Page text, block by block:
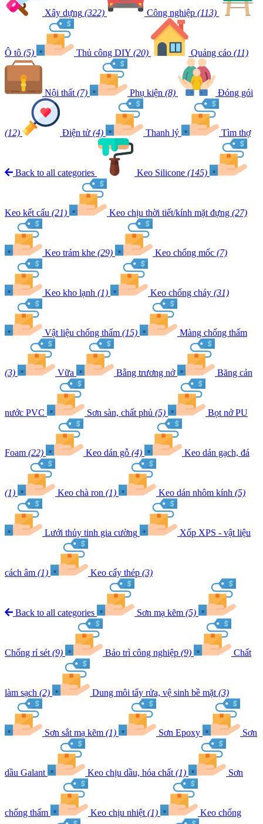
Xây dựng (322) Công nghiệp (113)
Ô tô (5) Thủ công DIY (20) Quảng cáo (11)
Nội thất (7) Phụ kiện (8) Đóng gói
(12) Điện tử (4) Thanh lý Tìm thợ
Back to all categories Keo Silicone (145)
Keo kết cấu (21) Keo chịu thời tiết/kính mặt đựng (27)
Keo trám khe (29) Keo chống mốc (7)
Keo kho lạnh (1) Keo chống cháy (31)
Vật liệu chống thấm (15) Màng chống thấm
(3) Vữa Bằng trương nở Băng cản
nước PVC Sơn sàn, chất phủ (5) Bọt nở PU
Foam (22) Keo dán gỗ (4) Keo dán gạch, đá
(1) Keo chà ron (1) Keo dán nhôm kính (5)
Lưới thủy tinh gia cường Xốp XPS - vật liệu
cách âm (1) Keo cấy thép (3)
Back to all categories Sơn mạ kẽm (5)
Chống rỉ sét (9) Bảo trì công nghiệp (9) Chất
làm sạch (2) Dung môi tẩy rửa, vệ sinh bề mặt (3)
Sơn sắt mạ kẽm (1) Sơn Epoxy Sơn
dầu Galant Keo chịu dầu, hóa chất (1) Sơn
chống thấm Keo chịu nhiệt (1) Keo chống